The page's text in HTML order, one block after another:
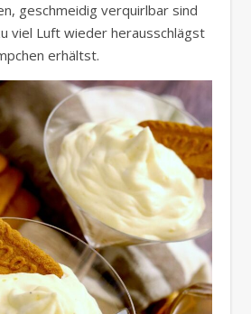
geschmeidig verquirlbar sind
viel Luft wieder herausschlägst
erhältst.